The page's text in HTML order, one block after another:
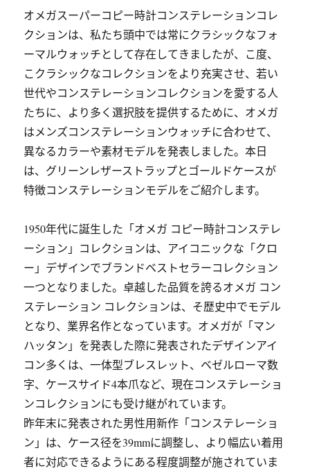
オメガスーパーコピー時計コンステレーションコレ
クションは、私たち頭中では常にクラシックなフォ
ーマルウォッチとして存在してきましたが、こ度、
こクラシックなコレクションをより充実させ、若い
世代やコンステレーションコレクションを愛する人
たちに、より多く選択肢を提供するために、オメガ
はメンズコンステレーションウォッチに合わせて、
異なるカラーや素材モデルを発表しました。本日
は、グリーンレザーストラップとゴールドケースが
特徴コンステレーションモデルをご紹介します。
1950年代に誕生した「オメガ コピー時計コンステレ
ーション」コレクションは、アイコニックな「クロ
ー」デザインでブランドベストセラーコレクション
一つとなりました。卓越した品質を誇るオメガ コン
ステレーション コレクションは、そ歴史中でモデル
となり、業界名作となっています。オメガが「マン
ハッタン」を発表した際に発表されたデザインアイ
コン多くは、一体型ブレスレット、ベゼルローマ数
字、ケースサイド4本爪など、現在コンステレーショ
ンコレクションにも受け継がれています。
昨年末に発表された男性用新作「コンステレーショ
ン」は、ケース径を39mmに調整し、より幅広い着用
者に対応できるようにある程度調整が施されていま